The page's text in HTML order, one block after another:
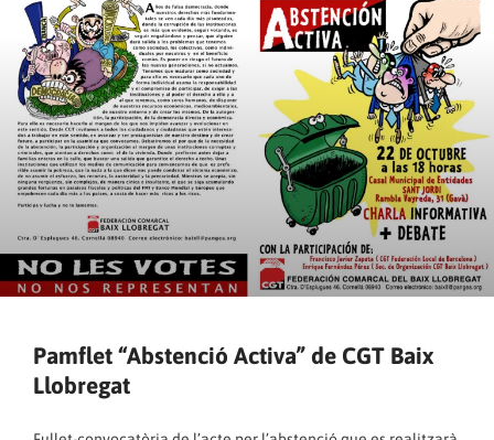
Pamflet “Abstenció Activa” de CGT Baix
Llobregat